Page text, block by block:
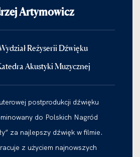
Artymowicz
Reżyserii Dźwięku
Akustyki Muzycznej
postprodukcji dźwięku
do Polskich Nagród
za najlepszy dźwięk w filmie.
z użyciem najnowszych